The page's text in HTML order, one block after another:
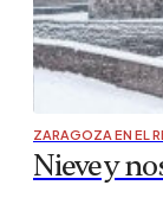
ZARAGOZA EN EL
Nieve y